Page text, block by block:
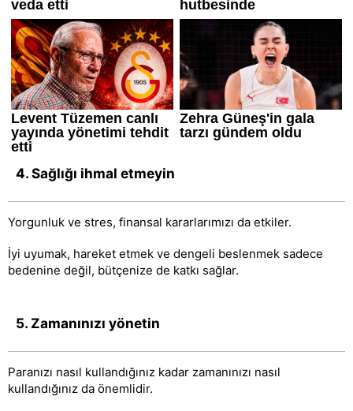
4. Sağlığı ihmal etmeyin
Yorgunluk ve stres, finansal kararlarımızı da etkiler.
İyi uyumak, hareket etmek ve dengeli beslenmek sadece
bedenine değil, bütçenize de katkı sağlar.
5. Zamanınızı yönetin
Paranızı nasıl kullandığınız kadar zamanınızı nasıl
kullandığınız da önemlidir.